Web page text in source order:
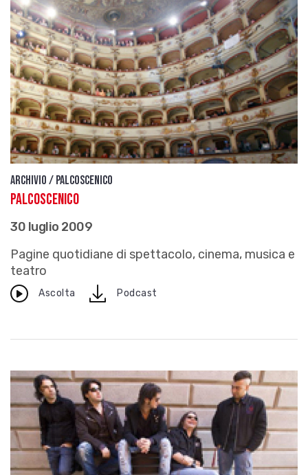
Archivio / Palcoscenico
Palcoscenico
30 luglio 2009
Pagine quotidiane di spettacolo, cinema, musica e
teatro
Ascolta downloadPodcast